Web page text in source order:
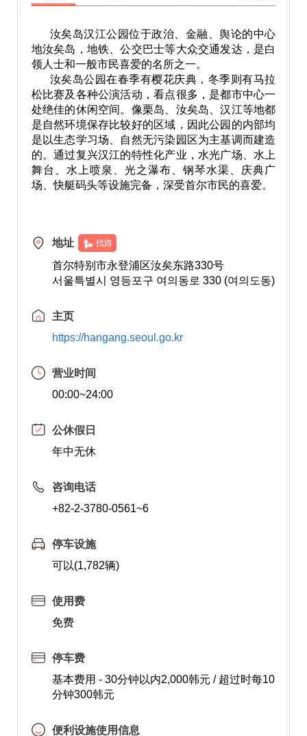
汝矣岛汉江公园位于政治、金融、舆论的中心
地汝矣岛，地铁、公交巴士等大众交通发达，是白
领人士和一般市民喜爱的名所之一。
汝矣岛公园在春季有樱花庆典，冬季则有马拉
松比赛及各种公演活动，看点很多，是都市中心一
处绝佳的休闲空间。像栗岛、汝矣岛、汉江等地都
是自然环境保存比较好的区域，因此公园的内部均
是以生态学习场、自然无污染园区为主基调而建造
的。通过复兴汉江的特性化产业，水光广场、水上
舞台、水上喷泉、光之瀑布、钢琴水渠、庆典广
场、快艇码头等设施完备，深受首尔市民的喜爱。
地址 找路
首尔特别市永登浦区汝矣东路330号
서울특별시 영등포구 여의동로 330 (여의도동)
主页
https://hangang.seoul.go.kr
营业时间
00:00~24:00
公休假日
年中无休
咨询电话
+82-2-3780-0561~6
停车设施
可以(1,782辆)
使用费
免费
停车费
基本费用 - 30分钟以内2,000韩元 / 超过时每10
分钟300韩元
便利设施使用信息